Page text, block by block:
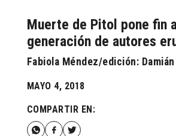
Muerte de Pitol pone fin
generación de autores
Fabiola Méndez/edición:
MAYO 4, 2018
COMPARTIR EN: